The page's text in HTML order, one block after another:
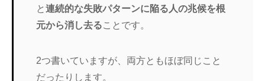
と連続的な失敗パターンに陥る人の兆候を根
元から消し去ることです。
2つ書いていますが、両方ともほぼ同じこと
だったりします。